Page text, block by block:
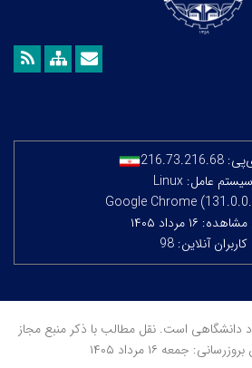
216.73.216.68
سیستم عامل: Linux
۱۶ مرداد ۱۴۰۵
کاربران آنلاین: 98
دانشگاهی است. نقل مطالب با ذکر منبع مجاز
جمعه ۱۶ مرداد ۱۴۰۵